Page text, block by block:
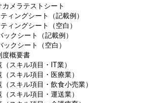
メラテストシート
ィングシート（記載例）
ィングシート（空白）
クシート（記載例）
クシート（空白）
度概要書
スキル項目・IT業）
スキル項目・医療業）
スキル項目・飲食小売業）
スキル項目・運送業）